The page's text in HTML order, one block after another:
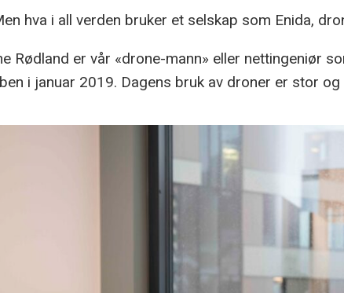
hva i all verden bruker et selskap som Enida,
Rødland er vår «drone-mann» eller nettingeniør
i januar 2019. Dagens bruk av droner er stor